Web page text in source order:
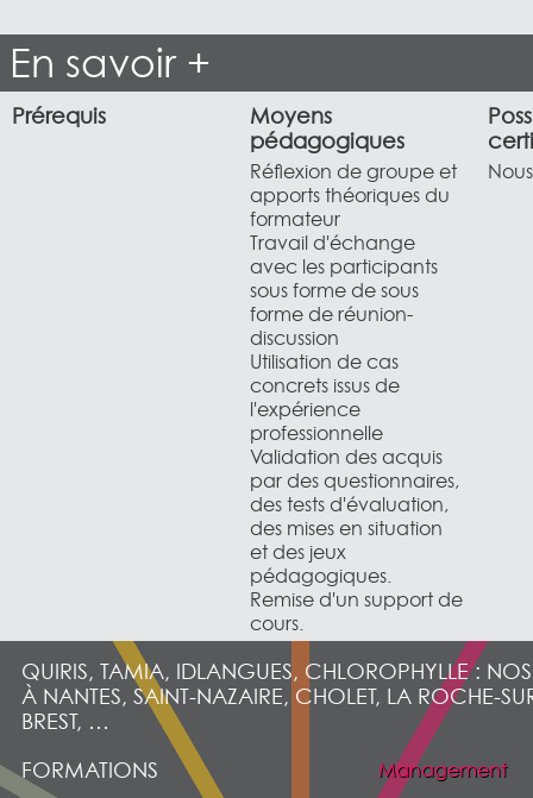
En savoir +
Prérequis
Moyens
pédagogiques
Réflexion de groupe et
apports théoriques du
formateur
Travail d'échange
avec les participants
sous forme de sous
forme de réunion-
discussion
Utilisation de cas
concrets issus de
l'expérience
professionnelle
Validation des acquis
par des questionnaires,
des tests d'évaluation,
des mises en situation
et des jeux
pédagogiques.
Remise d'un support de
cours.
QUIRIS, TAMIA, IDLANGUES, CHLOROPHYLLE :
À NANTES, SAINT-NAZAIRE, CHOLET, LA ROCHE-
BREST, …
FORMATIONS
Management